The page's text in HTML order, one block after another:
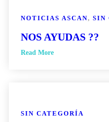
NOTICIAS ASCAN, SIN
NOS AYUDAS ??
Read More
SIN CATEGORÍA